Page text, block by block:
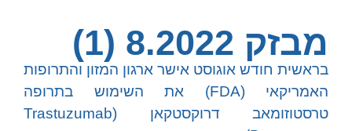
מבזק 8.2022 (1)
בראשית חודש אוגוסט אישר ארגון המזון והתרופות
האמריקאי (FDA) את השימוש בתרופה
טרסטוזומאב דרוקסטקאן (Trastuzumab